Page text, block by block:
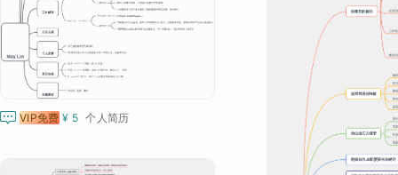
 VIP免费 ¥ 5 个人简历